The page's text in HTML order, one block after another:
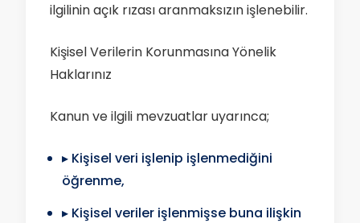
ilgilinin açık rızası aranmaksızın işlenebilir.
Kişisel Verilerin Korunmasına Yönelik
Haklarınız
Kanun ve ilgili mevzuatlar uyarınca;
▸ Kişisel veri işlenip işlenmediğini
öğrenme,
▸ Kişisel veriler işlenmişse buna ilişkin